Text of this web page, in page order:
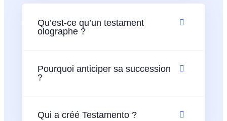
Qu’est-ce qu’un testament
olographe ?
Pourquoi anticiper sa succession
?
Qui a créé Testamento ?